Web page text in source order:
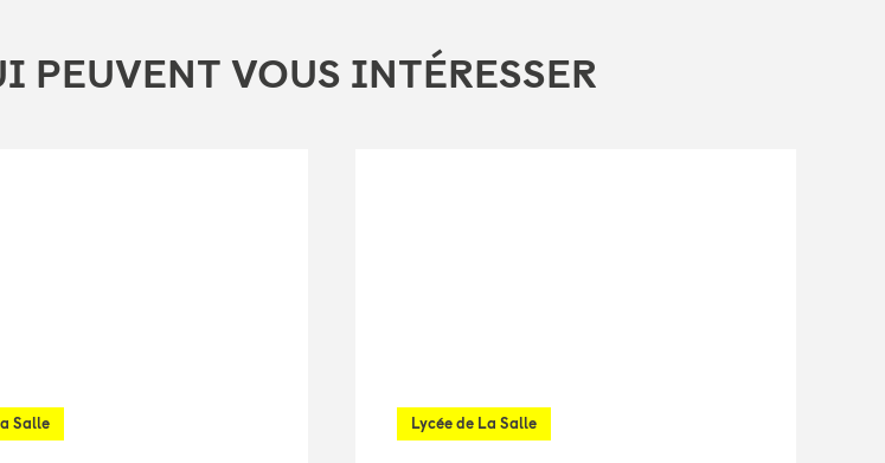
PEUVENT VOUS INTÉRESSER
Salle Lycée de La Salle